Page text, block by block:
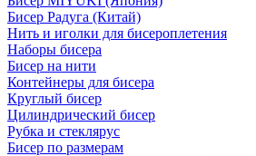
Бисер Радуга (Китай)
Нить и иголки для бисероплетения
Наборы бисера
Бисер на нити
Контейнеры для бисера
Круглый бисер
Цилиндрический бисер
Рубка и стеклярус
Бисер по размерам